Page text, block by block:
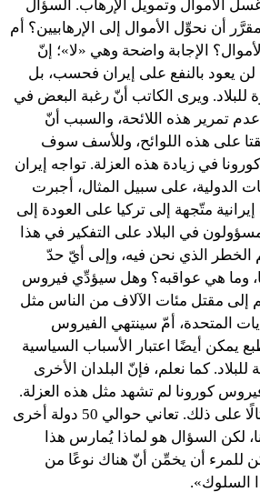
الأموال وتمويل الإرهاب. السؤال
أن نحوِّل الأموال إلى الإرهابيين؟ أم
الإجابة واضحة وهي «لا»؛ إنّ
لن يعود بالنفع على إيران فحسب، بل
للبلاد. ويرى الكاتب أنّ رغبة البعض في
تمرير هذه اللائحة، والسبب أنّ
على هذه اللوائح، وللأسف سوف
في زيادة هذه العزلة. تواجه إيران
الدولية، على سبيل المثال، أجبرت
متّجهة إلى تركيا على العودة إلى
في البلاد على التفكير في هذا
الخطر الذي نحن فيه، وإلى أيّ حدّ
وما هي عواقبه؟ وهل سيؤدِّي فيروس
إلى مقتل مئات الآلاف من الناس مثل
في الولايات المتحدة، أمّ سينتهي الفيروس
يمكن أيضًا اعتبار الأسباب السياسية
للبلاد. كما نعلم، فإنّ البلدان الأخرى
كورونا لم تشهد مثل هذه العزلة.
ويمكن اعتبار إيطاليا مثالًا على ذلك. تعاني حوالي 50 دولة أخرى
لكن السؤال هو لماذا يُمارس هذا
للمرء أن يخمِّن أنّ هناك نوعًا من
السلوك».